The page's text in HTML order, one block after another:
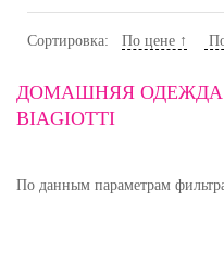
Сортировка: По цене ↑
ДОМАШНЯЯ ОДЕЖДА
BIAGIOTTI
По данным параметрам